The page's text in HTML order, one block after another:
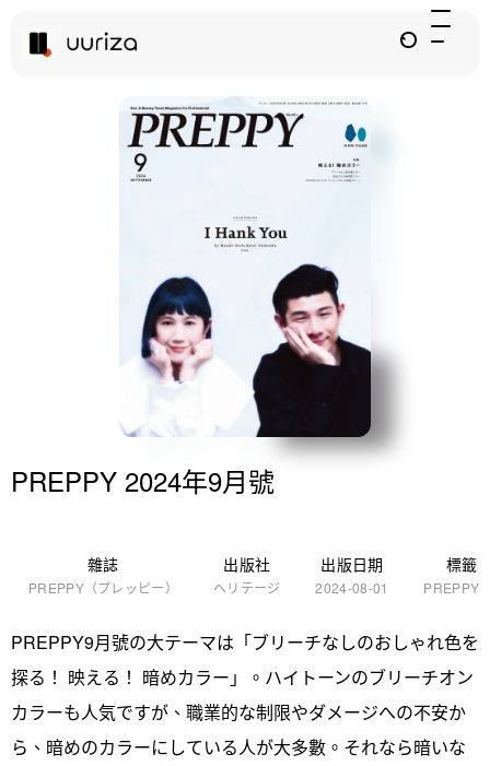
PREPPY 2024年9月號
雜誌
PREPPY（プレッピー）
出版社
ヘリテージ
出版日期
2024-08-01
標籤
PREPPY
PREPPY9月號の大テーマは「ブリーチなしのおしゃれ色を
探る！ 映える！ 暗めカラー」。ハイトーンのブリーチオン
カラーも人気ですが、職業的な制限やダメージへの不安か
ら、暗めのカラーにしている人が大多數。それなら暗いな